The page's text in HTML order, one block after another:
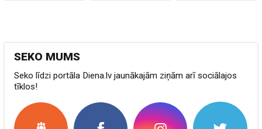
SEKO MUMS
Seko līdzi portāla Diena.lv jaunākajām ziņām arī sociālajos
tīklos!